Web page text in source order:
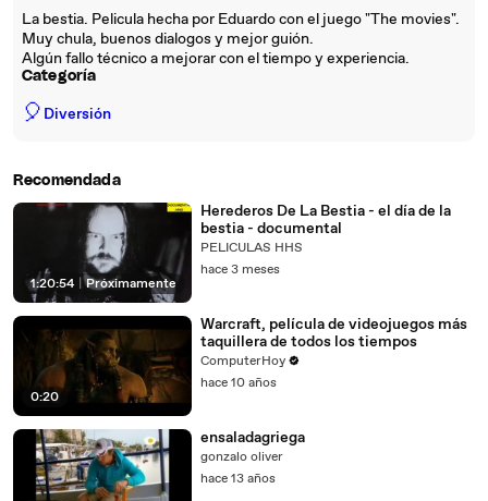
La bestia. Pelicula hecha por Eduardo con el juego "The movies".
Muy chula, buenos dialogos y mejor guión.
Algún fallo técnico a mejorar con el tiempo y experiencia.
Categoría
🎈 Diversión
Recomendada
1:20:54 Próximamente
Herederos De La Bestia - el día de la
bestia - documental
PELICULAS HHS
hace 3 meses
0:20
Warcraft, película de videojuegos más
taquillera de todos los tiempos
ComputerHoy
hace 10 años
ensaladagriega
gonzalo oliver
hace 13 años